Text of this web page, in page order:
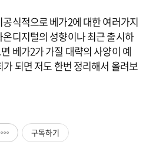
식적으로 베가2에 대한 여러가지
디지털의 성향이나 최근 출시하
베가2가 가질 대략의 사양이 예
되면 저도 한번 정리해서 올려보
구독하기